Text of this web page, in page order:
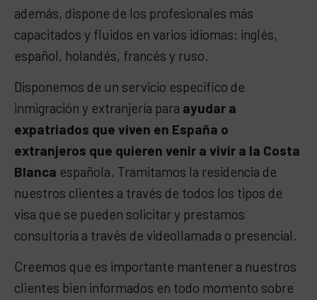
además, dispone de los profesionales más
capacitados y fluidos en varios idiomas: inglés,
español, holandés, francés y ruso.
Disponemos de un servicio específico de
inmigración y extranjería para ayudar a
expatriados que viven en España o
extranjeros que quieren venir a vivir a la Costa
Blanca española. Tramitamos la residencia de
nuestros clientes a través de todos los tipos de
visa que se pueden solicitar y prestamos
consultoría a través de videollamada o presencial.
Creemos que es importante mantener a nuestros
clientes bien informados en todo momento sobre